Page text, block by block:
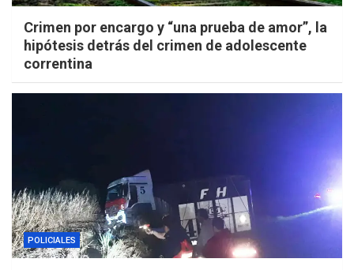
Crimen por encargo y “una prueba de amor”, la
hipótesis detrás del crimen de adolescente
correntina
POLICIALES